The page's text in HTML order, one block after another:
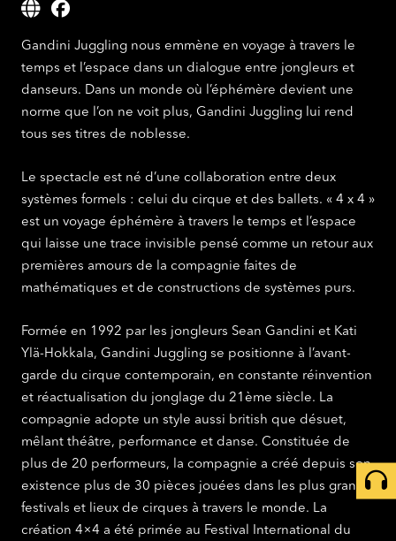
Gandini Juggling nous emmène en voyage à travers le
temps et l’espace dans un dialogue entre jongleurs et
danseurs. Dans un monde où l’éphémère devient une
norme que l’on ne voit plus, Gandini Juggling lui rend
tous ses titres de noblesse.
Le spectacle est né d’une collaboration entre deux
systèmes formels : celui du cirque et des ballets. « 4 x 4 »
est un voyage éphémère à travers le temps et l’espace
qui laisse une trace invisible pensé comme un retour aux
premières amours de la compagnie faites de
mathématiques et de constructions de systèmes purs.
Formée en 1992 par les jongleurs Sean Gandini et Kati
Ylä-Hokkala, Gandini Juggling se positionne à l’avant-
garde du cirque contemporain, en constante réinvention
et réactualisation du jonglage du 21ème siècle. La
compagnie adopte un style aussi british que désuet,
mêlant théâtre, performance et danse. Constituée de
plus de 20 performeurs, la compagnie a créé depuis son
existence plus de 30 pièces jouées dans les plus grands
festivals et lieux de cirques à travers le monde. La
création 4×4 a été primée au Festival International du